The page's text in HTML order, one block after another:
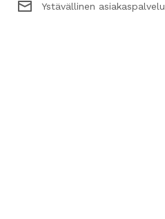
Ystävällinen asiakaspalvelu